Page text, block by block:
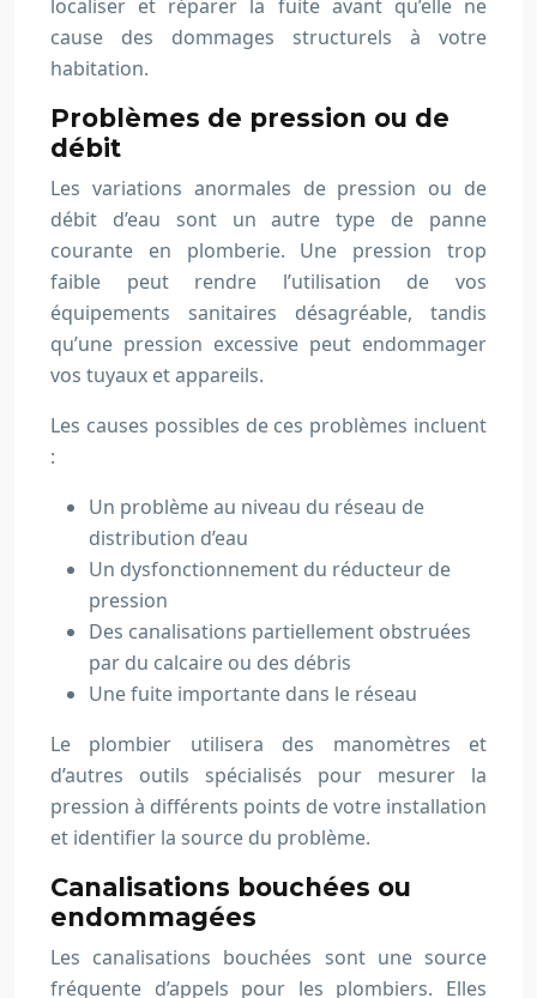
localiser et réparer la fuite avant qu’elle ne
cause des dommages structurels à votre
habitation.
Problèmes de pression ou de
débit
Les variations anormales de pression ou de
débit d’eau sont un autre type de panne
courante en plomberie. Une pression trop
faible peut rendre l’utilisation de vos
équipements sanitaires désagréable, tandis
qu’une pression excessive peut endommager
vos tuyaux et appareils.
Les causes possibles de ces problèmes incluent
:
Un problème au niveau du réseau de
distribution d’eau
Un dysfonctionnement du réducteur de
pression
Des canalisations partiellement obstruées
par du calcaire ou des débris
Une fuite importante dans le réseau
Le plombier utilisera des manomètres et
d’autres outils spécialisés pour mesurer la
pression à différents points de votre installation
et identifier la source du problème.
Canalisations bouchées ou
endommagées
Les canalisations bouchées sont une source
fréquente d’appels pour les plombiers. Elles